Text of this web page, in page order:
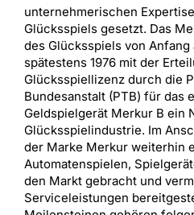
unternehmerischen
Glücksspiels gesetzt. Das
des Glücksspiels von
spätestens 1976 mit der
Glücksspiellizenz durch die
Bundesanstalt (PTB) für das
Geldspielgerät Merkur B ein
Glücksspielindustrie. Im
der Marke Merkur weiterhin
Automatenspielen,
den Markt gebracht und
Serviceleistungen